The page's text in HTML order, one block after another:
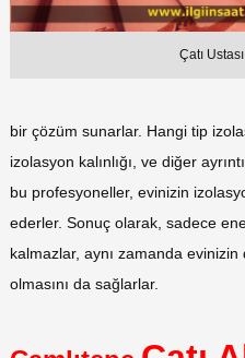
Çatı Ustası
bir çözüm sunarlar. Hangi tip
izolasyon kalınlığı, ve diğer
bu profesyoneller, evinizin
ederler. Sonuç olarak, sadece
kalmazlar, aynı zamanda
olmasını da sağlarlar.